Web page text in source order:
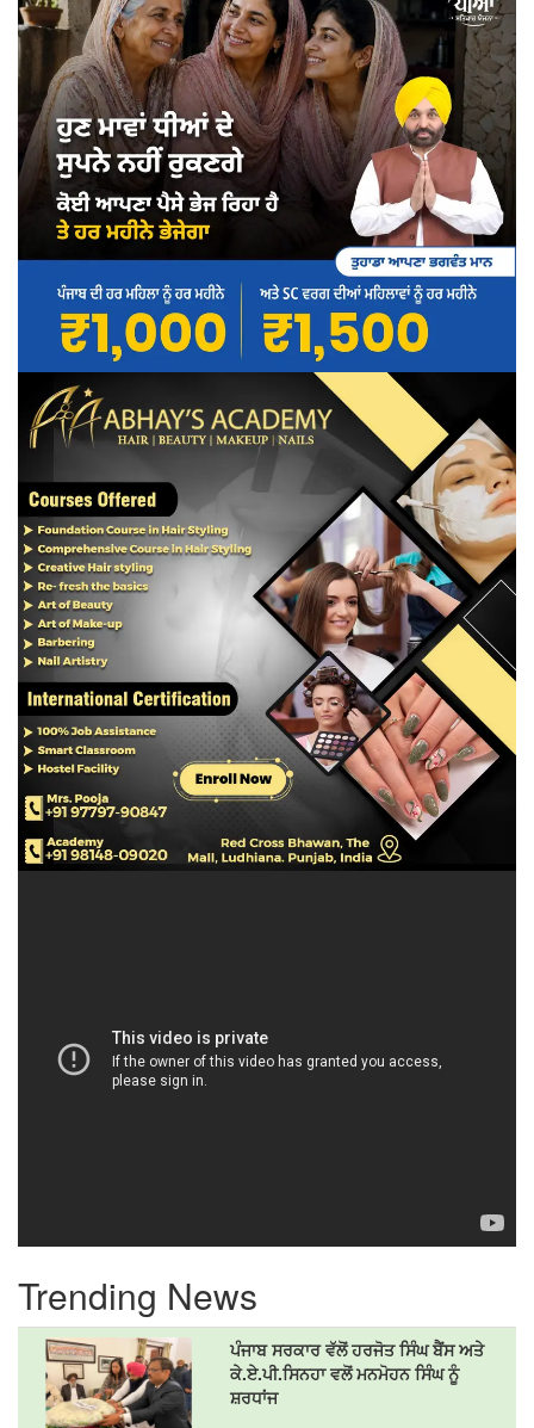
Trending News
ਪੰਜਾਬ ਸਰਕਾਰ ਵੱਲੋਂ ਹਰਜੋਤ ਸਿੰਘ ਬੈਂਸ ਅਤੇ
ਕੇ.ਏ.ਪੀ.ਸਿਨਹਾ ਵਲੋਂ ਮਨਮੋਹਨ ਸਿੰਘ ਨੂੰ
ਸ਼ਰਧਾਂਜ